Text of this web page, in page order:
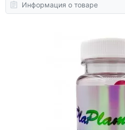
Информация о товаре